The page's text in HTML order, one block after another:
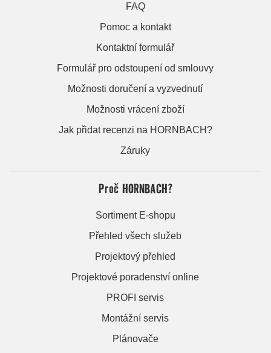
FAQ
Pomoc a kontakt
Kontaktní formulář
Formulář pro odstoupení od smlouvy
Možnosti doručení a vyzvednutí
Možnosti vrácení zboží
Jak přidat recenzi na HORNBACH?
Záruky
Proč HORNBACH?
Sortiment E-shopu
Přehled všech služeb
Projektový přehled
Projektové poradenství online
PROFI servis
Montážní servis
Plánovače